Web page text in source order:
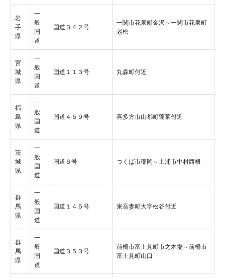
岩
手
県
一
般
国
道
国道３４２号
一関市花泉町金沢～一関市花泉町
老松
宮
城
県
一
般
国
道
国道１１３号 丸森町付近
福
島
県
一
般
国
道
国道４５９号 喜多方市山都町蓬莱付近
茨
城
県
一
般
国
道
国道６号 つくば市稲岡～土浦市中村西根
群
馬
県
一
般
国
道
国道１４５号 東吾妻町大字松谷付近
群
馬
県
一
般
国
道
国道３５３号
前橋市富士見町市之木場～前橋市
富士見町山口